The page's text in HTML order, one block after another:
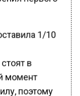
1/10
в
момент
поэтому